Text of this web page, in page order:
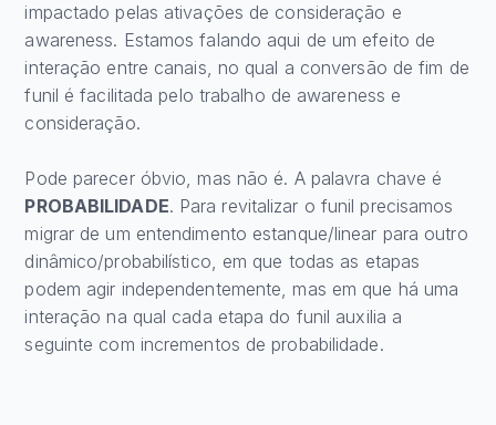
impactado pelas ativações de consideração e
awareness. Estamos falando aqui de um efeito de
interação entre canais, no qual a conversão de fim de
funil é facilitada pelo trabalho de awareness e
consideração.
Pode parecer óbvio, mas não é. A palavra chave é
PROBABILIDADE. Para revitalizar o funil precisamos
migrar de um entendimento estanque/linear para outro
dinâmico/probabilístico, em que todas as etapas
podem agir independentemente, mas em que há uma
interação na qual cada etapa do funil auxilia a
seguinte com incrementos de probabilidade.